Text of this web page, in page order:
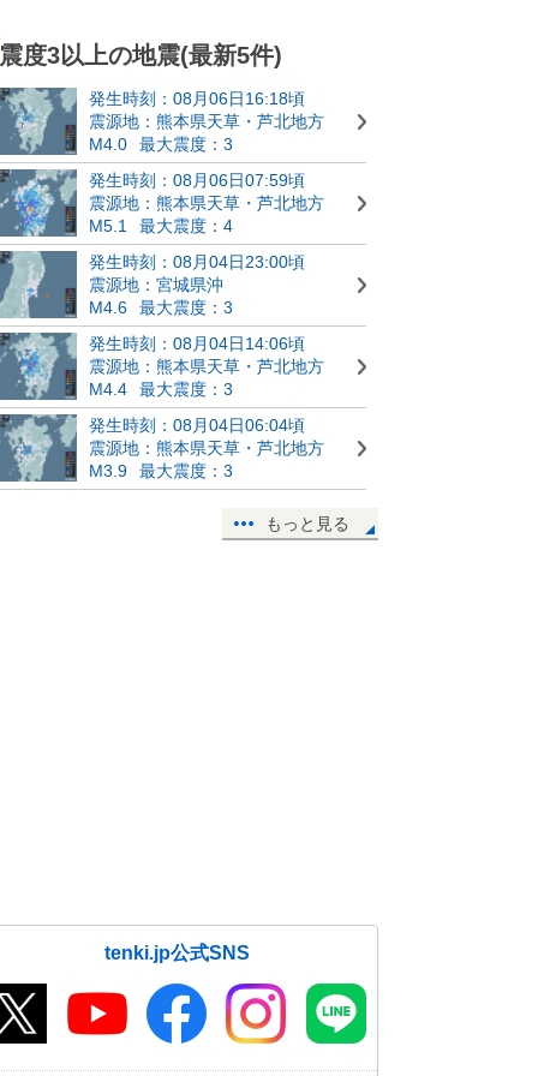
震度3以上の地震(最新5件)
発生時刻：08月06日16:18頃
震源地：熊本県天草・芦北地方
M4.0
最大震度：3
発生時刻：08月06日07:59頃
震源地：熊本県天草・芦北地方
M5.1
最大震度：4
発生時刻：08月04日23:00頃
震源地：宮城県沖
M4.6
最大震度：3
発生時刻：08月04日14:06頃
震源地：熊本県天草・芦北地方
M4.4
最大震度：3
発生時刻：08月04日06:04頃
震源地：熊本県天草・芦北地方
M3.9
最大震度：3
もっと見る
tenki.jp公式SNS